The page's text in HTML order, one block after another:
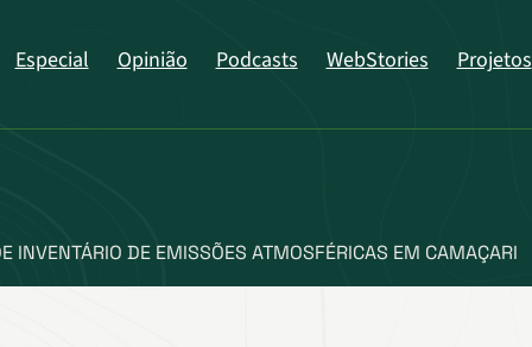
Especial Opinião Podcasts WebStories Projetos
INVENTÁRIO DE EMISSÕES ATMOSFÉRICAS EM CAMAÇARI